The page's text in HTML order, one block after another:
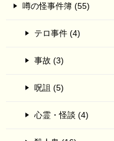
噂の怪事件簿 (55)
テロ事件 (4)
事故 (3)
呪詛 (5)
心霊・怪談 (4)